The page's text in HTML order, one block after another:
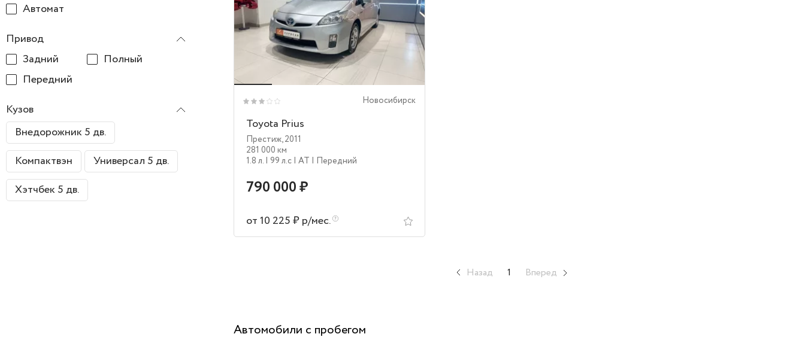
Автомат
Привод
Задний
Полный
Передний
Кузов
Внедорожник 5 дв.
Компактвэн
Универсал 5 дв.
Хэтчбек 5 дв.
Новосибирск
Toyota Prius
Престиж,2011
281 000 км
1.8 л. | 99 л.c | AT | Передний
790 000 ₽
от 10 225 ₽ р/мес.
Назад 1 Вперед
Автомобили с пробегом